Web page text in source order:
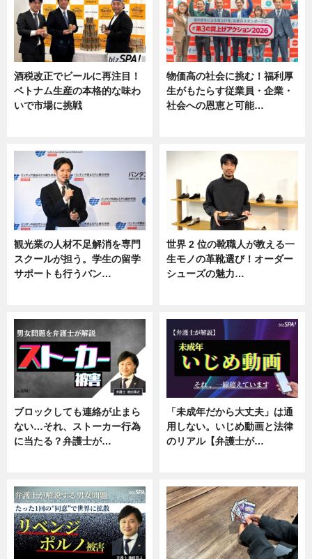
酒税改正でビールに再注目！
ベトナム生産の本格的な味わ
いで市場に挑戦
物価高の社会に挑む！福利厚
生がもたらす従業員・企業・
社会への恩恵と可能…
観光業の人材不足解消を専門
スクールが担う。学生の留学
サポートも行うバン…
世界 2 位の靴職人が教える一
生モノの革靴選び！オーダー
シューズの魅力…
ブロックしても連絡が止まら
ない…それ、ストーカー行為
に当たる？弁護士が…
「未成年だから大丈夫」は通
用しない。いじめ動画と法律
のリアル【弁護士が…